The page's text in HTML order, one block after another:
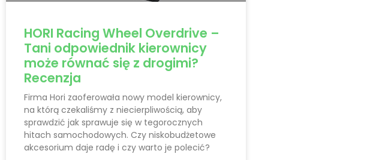
HORI Racing Wheel Overdrive –
Tani odpowiednik kierownicy
może równać się z drogimi?
Recenzja
Firma Hori zaoferowała nowy model kierownicy,
na którą czekaliśmy z niecierpliwością, aby
sprawdzić jak sprawuje się w tegorocznych
hitach samochodowych. Czy niskobudżetowe
akcesorium daje radę i czy warto je polecić?